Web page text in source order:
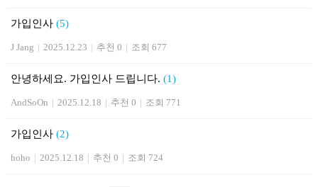
가입인사 (5)
J Jang | 2025.12.23 | 추천 0 | 조회 677
안녕하세요. 가입인사 드립니다. (1)
AndSoOn | 2025.12.18 | 추천 0 | 조회 771
가입인사 (2)
hoho | 2025.12.18 | 추천 0 | 조회 724